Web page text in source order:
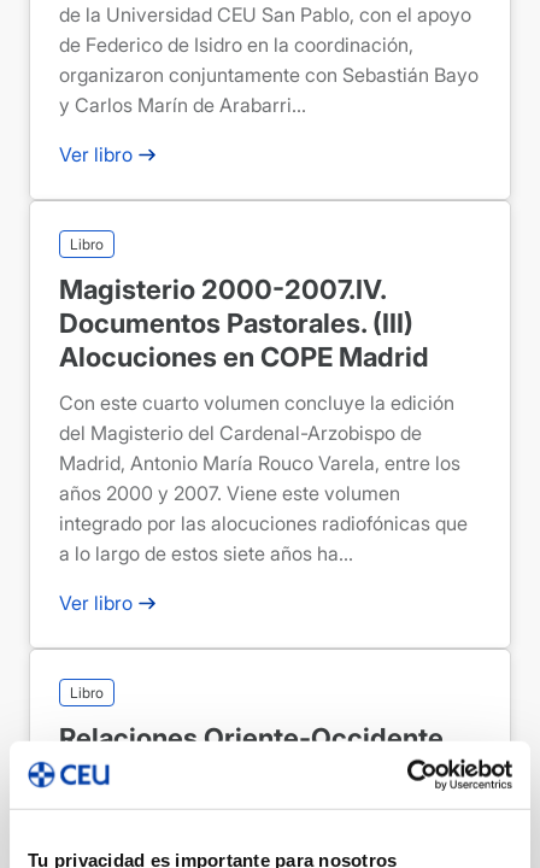
Tu privacidad es importante para nosotros
de la Universidad CEU San Pablo, con el apoyo
de Federico de Isidro en la coordinación,
organizaron conjuntamente con Sebastián Bayo
y Carlos Marín de Arabarri...
Ver libro
Libro
Magisterio 2000-2007.IV.
Documentos Pastorales. (III)
Alocuciones en COPE Madrid
Con este cuarto volumen concluye la edición
del Magisterio del Cardenal-Arzobispo de
Madrid, Antonio María Rouco Varela, entre los
años 2000 y 2007. Viene este volumen
integrado por las alocuciones radiofónicas que
a lo largo de estos siete años ha...
Ver libro
Libro
Relaciones Oriente-Occidente
La necesidad de profundizar en el conocimiento
de la Historia para comprender lo que somos en